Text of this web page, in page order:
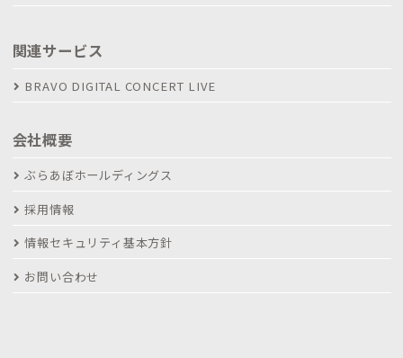
関連サービス
BRAVO DIGITAL CONCERT LIVE
会社概要
ぶらあぼホールディングス
採用情報
情報セキュリティ基本方針
お問い合わせ